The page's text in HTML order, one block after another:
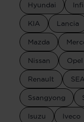
Hyundai
KIA Lancia
Mazda
Nissan Opel
Renault
Ssangyong
Isuzu Iveco